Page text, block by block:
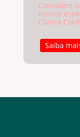
Considere
nossos
Clínica
Saiba